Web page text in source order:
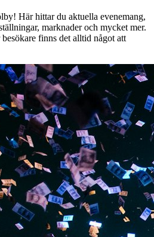
Här hittar du aktuella evenemang,
marknader och mycket mer.
finns det alltid något att